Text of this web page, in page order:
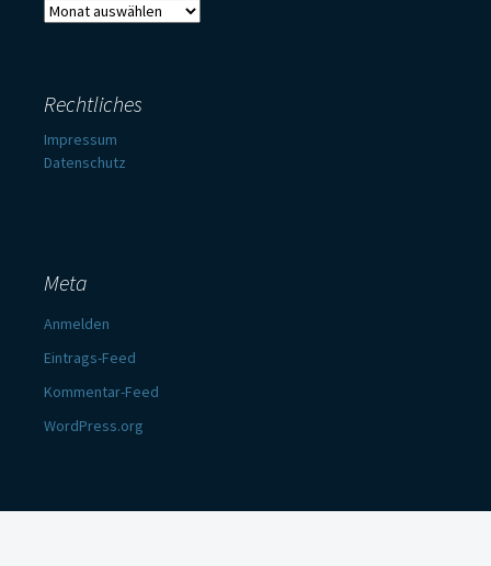
Beitragsarchiv
Rechtliches
Impressum
Datenschutz
Meta
Anmelden
Eintrags-Feed
Kommentar-Feed
WordPress.org